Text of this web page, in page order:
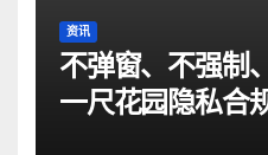
资讯
不弹窗、不强
一尺花园隐私合